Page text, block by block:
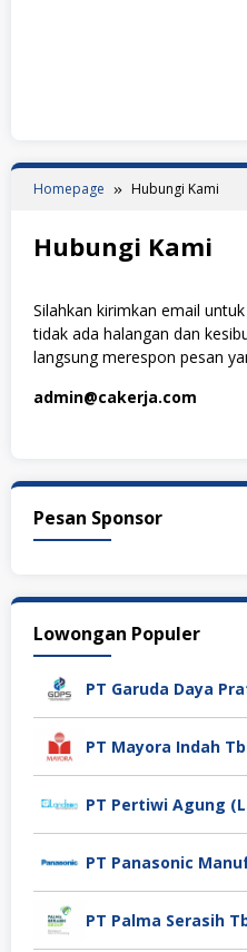
Homepage Hubungi Kami
Hubungi Kami
Admin
Posted
on
4
March
Silahkan kirimkan email
tidak ada halangan dan
langsung merespon pesan
admin@cakerja.com
Pesan Sponsor
Lowongan Populer
PT Garuda Daya
PT Mayora Indah
PT Pertiwi Agung
PT Panasonic
PT Palma Serasih